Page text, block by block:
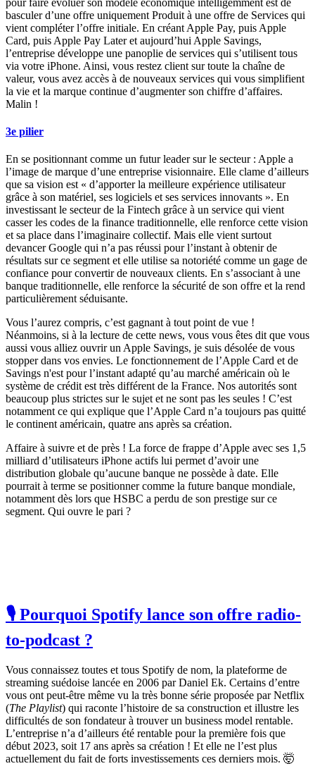
basculer d’une offre uniquement Produit à une offre de Services qui
vient compléter l’offre initiale. En créant Apple Pay, puis Apple
Card, puis Apple Pay Later et aujourd’hui Apple Savings,
l’entreprise développe une panoplie de services qui s’utilisent tous
via votre iPhone. Ainsi, vous restez client sur toute la chaîne de
valeur, vous avez accès à de nouveaux services qui vous simplifient
la vie et la marque continue d’augmenter son chiffre d’affaires.
Malin !
3e pilier
En se positionnant comme un futur leader sur le secteur : Apple a
l’image de marque d’une entreprise visionnaire. Elle clame d’ailleurs
que sa vision est « d’apporter la meilleure expérience utilisateur
grâce à son matériel, ses logiciels et ses services innovants ». En
investissant le secteur de la Fintech grâce à un service qui vient
casser les codes de la finance traditionnelle, elle renforce cette vision
et sa place dans l’imaginaire collectif. Mais elle vient surtout
devancer Google qui n’a pas réussi pour l’instant à obtenir de
résultats sur ce segment et elle utilise sa notoriété comme un gage de
confiance pour convertir de nouveaux clients. En s’associant à une
banque traditionnelle, elle renforce la sécurité de son offre et la rend
particulièrement séduisante.
Vous l’aurez compris, c’est gagnant à tout point de vue !
Néanmoins, si à la lecture de cette news, vous vous êtes dit que vous
aussi vous alliez ouvrir un Apple Savings, je suis désolée de vous
stopper dans vos envies. Le fonctionnement de l’Apple Card et de
Savings n'est pour l’instant adapté qu’au marché américain où le
système de crédit est très différent de la France. Nos autorités sont
beaucoup plus strictes sur le sujet et ne sont pas les seules ! C’est
notamment ce qui explique que l’Apple Card n’a toujours pas quitté
le continent américain, quatre ans après sa création.
Affaire à suivre et de près ! La force de frappe d’Apple avec ses 1,5
milliard d’utilisateurs iPhone actifs lui permet d’avoir une
distribution globale qu’aucune banque ne possède à date. Elle
pourrait à terme se positionner comme la future banque mondiale,
notamment dès lors que HSBC a perdu de son prestige sur ce
segment. Qui ouvre le pari ?
🎙 Pourquoi Spotify lance son offre radio-
to-podcast ?
Vous connaissez toutes et tous Spotify de nom, la plateforme de
streaming suédoise lancée en 2006 par Daniel Ek. Certains d’entre
vous ont peut-être même vu la très bonne série proposée par Netflix
(The Playlist) qui raconte l’histoire de sa construction et illustre les
difficultés de son fondateur à trouver un business model rentable.
L’entreprise n’a d’ailleurs été rentable pour la première fois que
début 2023, soit 17 ans après sa création ! Et elle ne l’est plus
actuellement du fait de forts investissements ces derniers mois. 🤯